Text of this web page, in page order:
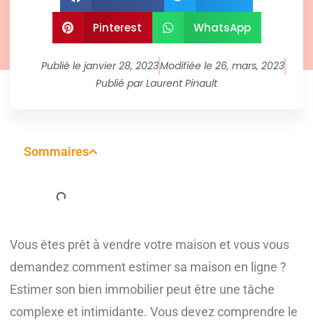
Pinterest WhatsApp
Publié le janvier 28, 2023Modifiée le 26, mars, 2023
Publié parLaurent Pinault
Sommaires
Vous êtes prêt à vendre votre maison et vous vous
demandez comment estimer sa maison en ligne ?
Estimer son bien immobilier peut être une tâche
complexe et intimidante. Vous devez comprendre le